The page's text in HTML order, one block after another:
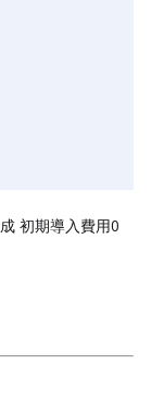
初期導入費用0